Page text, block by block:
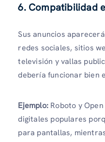
6. Compatibilidad
Sus anuncios
redes sociales, sitios
televisión y vallas
debería funcionar bien
Ejemplo: Roboto y
digitales populares
para pantallas,